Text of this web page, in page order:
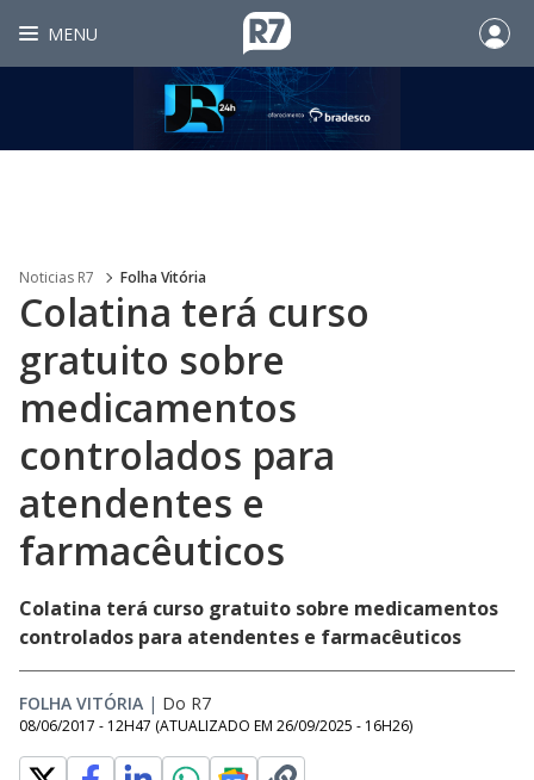
MENU
Noticias R7 Folha Vitória
Colatina terá curso
gratuito sobre
medicamentos
controlados para
atendentes e
farmacêuticos
Colatina terá curso gratuito sobre medicamentos
controlados para atendentes e farmacêuticos
FOLHA VITÓRIA | Do R7
08/06/2017 - 12H47 (ATUALIZADO EM 26/09/2025 - 16H26)